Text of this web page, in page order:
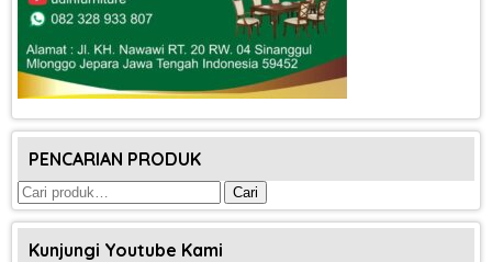
PENCARIAN PRODUK
Pencarian
untuk:
Cari
Kunjungi Youtube Kami